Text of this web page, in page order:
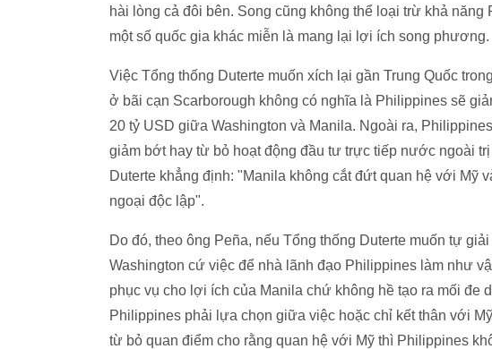
hài lòng cả đôi bên. Song cũng không thể loại trừ khả
một số quốc gia khác miễn là mang lại lợi ích song phương.
Việc Tổng thống Duterte muốn xích lại gần Trung Quốc
ở bãi cạn Scarborough không có nghĩa là Philippines sẽ
20 tỷ USD giữa Washington và Manila. Ngoài ra,
giảm bớt hay từ bỏ hoạt động đầu tư trực tiếp nước ngoài
Duterte khẳng định: "Manila không cắt đứt quan hệ với Mỹ
ngoại độc lập".
Do đó, theo ông Peña, nếu Tổng thống Duterte muốn tự
Washington cứ việc để nhà lãnh đạo Philippines làm như
phục vụ cho lợi ích của Manila chứ không hề tạo ra mối đe
Philippines phải lựa chọn giữa việc hoặc chỉ kết thân với
từ bỏ quan điểm cho rằng quan hệ với Mỹ thì Philippines